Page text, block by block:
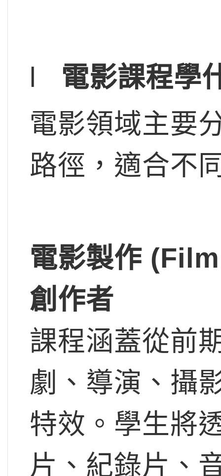
l 電影課程學
電影領域主要
路徑，適合不
電影製作
創作者
課程涵蓋從前
劇、導演、攝
特效。學生將
片、紀錄片、